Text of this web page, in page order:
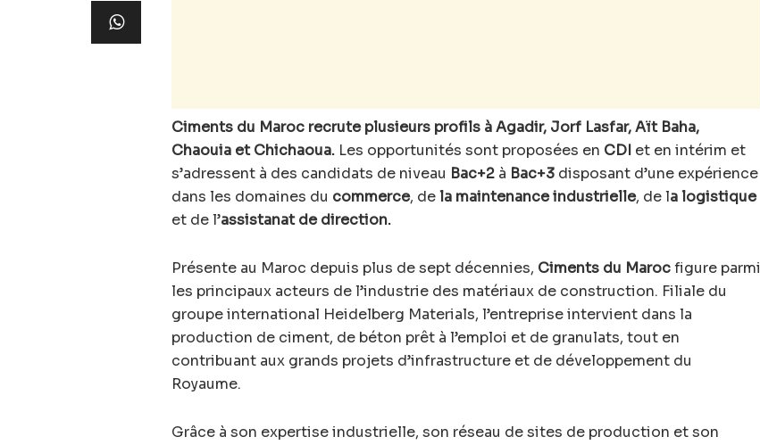
Ciments du Maroc recrute plusieurs profils à Agadir, Jorf Lasfar, Aït Baha,
Chaouia et Chichaoua. Les opportunités sont proposées en CDI et en intérim et
s’adressent à des candidats de niveau Bac+2 à Bac+3 disposant d’une expérience
dans les domaines du commerce, dela maintenance industrielle, de la logistique
et de l’assistanat de direction.
Présente au Maroc depuis plus de sept décennies, Ciments du Marocfigure parmi
les principaux acteurs de l’industrie des matériaux de construction. Filiale du
groupe international Heidelberg Materials, l’entreprise intervient dans la
production de ciment, de béton prêt à l’emploi et de granulats, tout en
contribuant aux grands projets d’infrastructure et de développement du
Royaume.
Grâce à son expertise industrielle, son réseau de sites de production et son